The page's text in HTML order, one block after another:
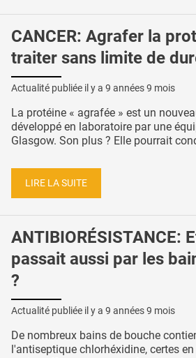
CANCER: Agrafer la
traiter sans limite de
Actualité publiée il y a 9 années 9 mois
La protéine « agrafée » est un
développé en laboratoire par une
Glasgow. Son plus ? Elle pourrait
LIRE LA SUITE
ANTIBIORÉSISTANCE:
passait aussi par les
?
Actualité publiée il y a 9 années 9 mois
De nombreux bains de bouche
l'antiseptique chlorhéxidine, certes